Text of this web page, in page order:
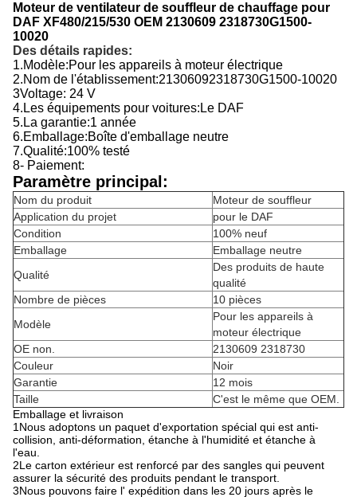
Moteur de ventilateur de souffleur de chauffage pour
DAF XF480/215/530 OEM 2130609 2318730G1500-
10020
Des détails rapides:
1.Modèle:Pour les appareils à moteur électrique
2.Nom de l'établissement:21306092318730G1500-10020
3Voltage: 24 V
4. Les équipements pour voitures: Le DAF
5. La garantie:1 année
6.Emballage:Boîte d'emballage neutre
7.Qualité:100% testé
8- Paiement:
Paramètre principal:
Nom du produit
Moteur de souffleur
Application du projet
pour le DAF
Condition
100% neuf
Emballage
Emballage neutre
Qualité
Des produits de haute
qualité
Nombre de pièces
10 pièces
Modèle
Pour les appareils à
moteur électrique
OE non.
2130609 2318730
Couleur
Noir
Garantie
12 mois
Taille
C'est le même que OEM.
Emballage et livraison
1Nous adoptons un paquet d'exportation spécial qui est anti-
collision, anti-déformation, étanche à l'humidité et étanche à
l'eau.
2Le carton extérieur est renforcé par des sangles qui peuvent
assurer la sécurité des produits pendant le transport.
3Nous pouvons faire l' expédition dans les 20 jours après le